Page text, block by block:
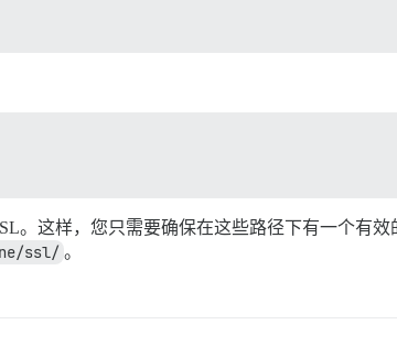
。这样，您只需要确保在这些路径下有一个有
ssl/ 。